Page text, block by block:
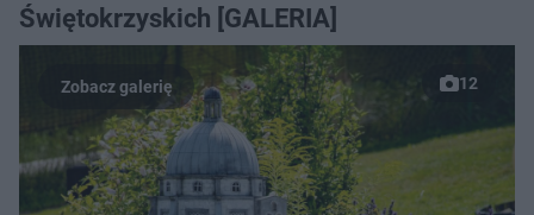
Świętokrzyskich [GALERIA]
12